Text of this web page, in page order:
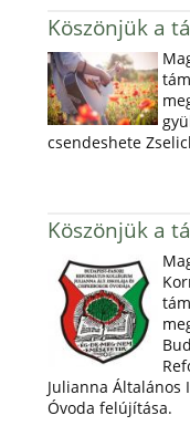
Köszönjük a
csendeshete
Köszönjük a
Julianna Általános
Óvoda felújítása.